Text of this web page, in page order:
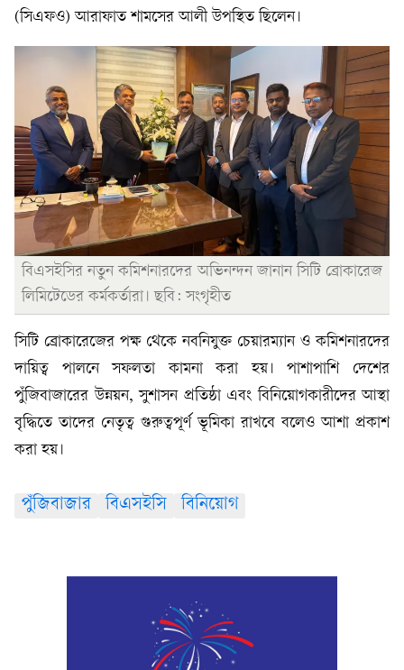
(সিএফও) আরাফাত শামসের আলী উপস্থিত ছিলেন।
বিএসইসির নতুন কমিশনারদের অভিনন্দন জানান সিটি ব্রোকারেজ
লিমিটেডের কর্মকর্তারা। ছবি: সংগৃহীত
সিটি ব্রোকারেজের পক্ষ থেকে নবনিযুক্ত চেয়ারম্যান ও কমিশনারদের
দায়িত্ব পালনে সফলতা কামনা করা হয়। পাশাপাশি দেশের
পুঁজিবাজারের উন্নয়ন, সুশাসন প্রতিষ্ঠা এবং বিনিয়োগকারীদের আস্থা
বৃদ্ধিতে তাদের নেতৃত্ব গুরুত্বপূর্ণ ভূমিকা রাখবে বলেও আশা প্রকাশ
করা হয়।
পুঁজিবাজার বিএসইসি বিনিয়োগ